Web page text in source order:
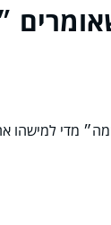
מדי למישהו